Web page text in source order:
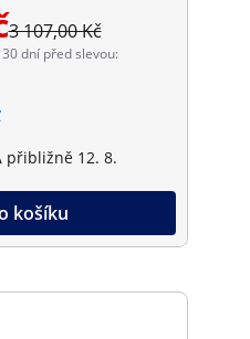
3 107,00 Kč
dní před slevou:
přibližně 12. 8.
košíku